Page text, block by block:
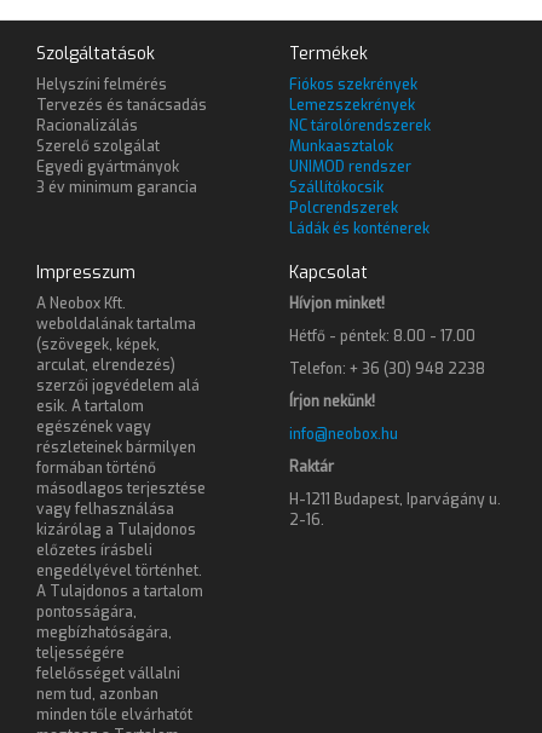
Szolgáltatások
Helyszíni felmérés
Tervezés és tanácsadás
Racionalizálás
Szerelő szolgálat
Egyedi gyártmányok
3 év minimum garancia
Termékek
Fiókos szekrények
Lemezszekrények
NC tárolórendszerek
Munkaasztalok
UNIMOD rendszer
Szállítókocsik
Polcrendszerek
Ládák és konténerek
Impresszum
A Neobox Kft.
weboldalának tartalma
(szövegek, képek,
arculat, elrendezés)
szerzői jogvédelem alá
esik. A tartalom
egészének vagy
részleteinek bármilyen
formában történő
másodlagos terjesztése
vagy felhasználása
kizárólag a Tulajdonos
előzetes írásbeli
engedélyével történhet.
A Tulajdonos a tartalom
pontosságára,
megbízhatóságára,
teljességére
felelősséget vállalni
nem tud, azonban
minden tőle elvárhatót
Kapcsolat
Hívjon minket!
Hétfő - péntek: 8.00 - 17.00
Telefon: + 36 (30) 948 2238
Írjon nekünk!
info@neobox.hu
Raktár
H-1211 Budapest, Iparvágány u.
2-16.